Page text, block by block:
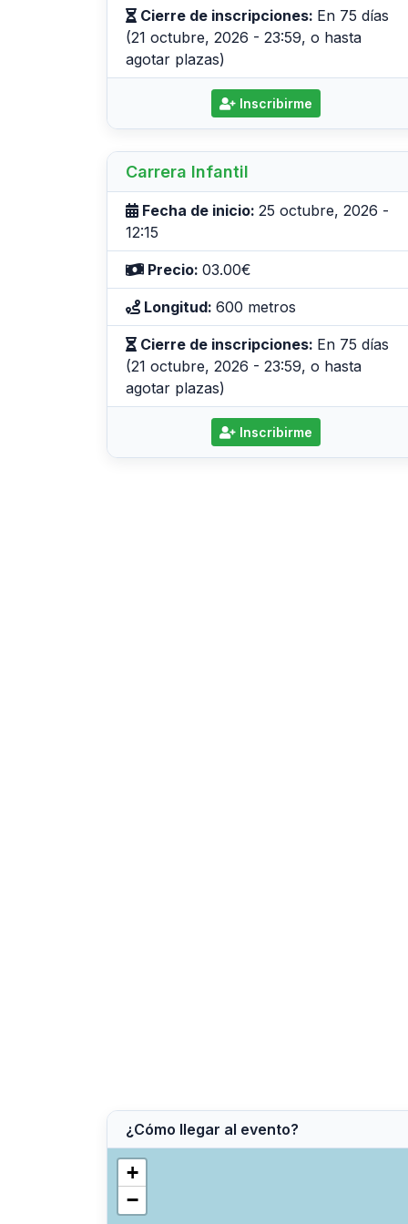
Cierre de inscripciones: En 75 días
(21 octubre, 2026 - 23:59, o hasta
agotar plazas)
Inscribirme
Carrera Infantil
Fecha de inicio: 25 octubre, 2026 -
12:15
Precio: 03.00€
Longitud: 600 metros
Cierre de inscripciones: En 75 días
(21 octubre, 2026 - 23:59, o hasta
agotar plazas)
Inscribirme
¿Cómo llegar al evento?
+
−